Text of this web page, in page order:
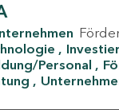
Personal